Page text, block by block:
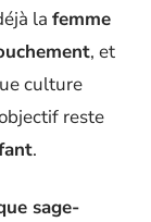
la femme
, et
culture
reste
.
sage-